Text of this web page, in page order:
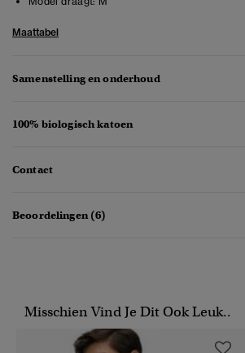
Maattabel
Samenstelling en onderhoud
100% biologisch katoen
Contact
Beoordelingen (6)
Misschien Vind Je Dit Ook Leuk..